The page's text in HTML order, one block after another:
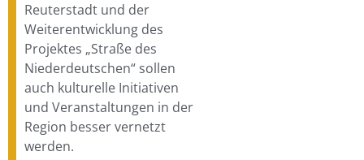
Reuterstadt und der
Weiterentwicklung des
Projektes „Straße des
Niederdeutschen“ sollen
auch kulturelle Initiativen
und Veranstaltungen in der
Region besser vernetzt
werden.